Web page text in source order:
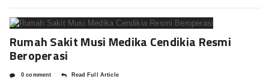
Rumah Sakit Musi Medika Cendikia Resmi
Beroperasi
0 comment Read Full Article